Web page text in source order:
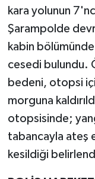
kara yolunun
Şarampolde
kabin
cesedi bulundu.
bedeni, otopsi
morguna
otopsisinde;
tabancayla ateş
kesildiği